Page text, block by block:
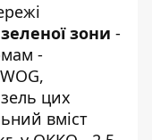
зеленої зони -
-
цих
вміст